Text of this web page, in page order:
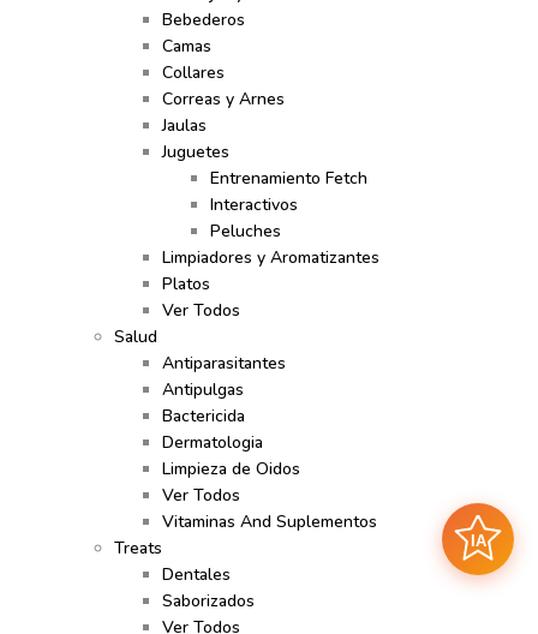
Bebederos
Camas
Collares
Correas y Arnes
Jaulas
Juguetes
Entrenamiento Fetch
Interactivos
Peluches
Limpiadores y Aromatizantes
Platos
Ver Todos
Salud
Antiparasitantes
Antipulgas
Bactericida
Dermatologia
Limpieza de Oidos
Ver Todos
Vitaminas And Suplementos
Treats
Dentales
Saborizados
Ver Todos
IA